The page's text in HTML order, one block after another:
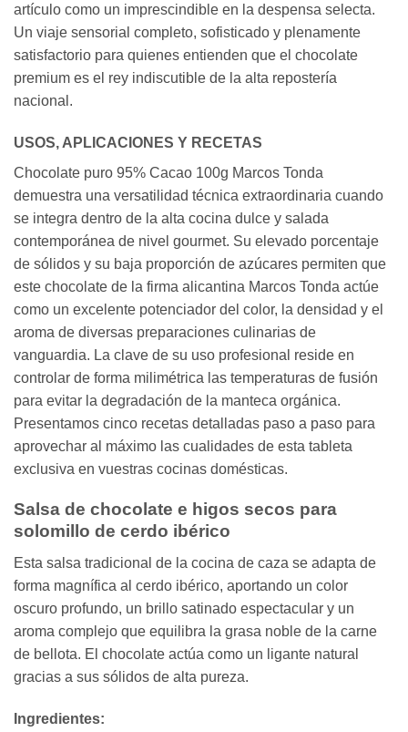
artículo como un imprescindible en la despensa selecta.
Un viaje sensorial completo, sofisticado y plenamente
satisfactorio para quienes entienden que el chocolate
premium es el rey indiscutible de la alta repostería
nacional.
USOS, APLICACIONES Y RECETAS
Chocolate puro 95% Cacao 100g Marcos Tonda
demuestra una versatilidad técnica extraordinaria cuando
se integra dentro de la alta cocina dulce y salada
contemporánea de nivel gourmet. Su elevado porcentaje
de sólidos y su baja proporción de azúcares permiten que
este chocolate de la firma alicantina Marcos Tonda actúe
como un excelente potenciador del color, la densidad y el
aroma de diversas preparaciones culinarias de
vanguardia. La clave de su uso profesional reside en
controlar de forma milimétrica las temperaturas de fusión
para evitar la degradación de la manteca orgánica.
Presentamos cinco recetas detalladas paso a paso para
aprovechar al máximo las cualidades de esta tableta
exclusiva en vuestras cocinas domésticas.
Salsa de chocolate e higos secos para
solomillo de cerdo ibérico
Esta salsa tradicional de la cocina de caza se adapta de
forma magnífica al cerdo ibérico, aportando un color
oscuro profundo, un brillo satinado espectacular y un
aroma complejo que equilibra la grasa noble de la carne
de bellota. El chocolate actúa como un ligante natural
gracias a sus sólidos de alta pureza.
Ingredientes: